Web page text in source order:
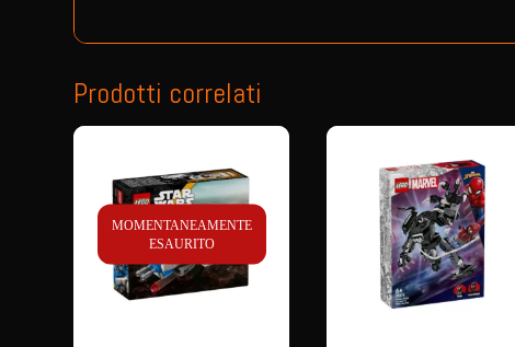
Prodotti correlati
MOMENTANEAMENTE
ESAURITO